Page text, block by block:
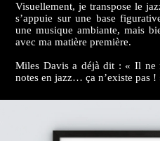
Visuellement, je transpose le
s’appuie sur une base
une musique ambiante, mais
avec ma matière première.
Miles Davis a déjà dit : « Il ne
notes en jazz… ça n’existe pas !